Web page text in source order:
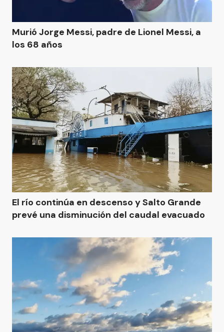
Murió Jorge Messi, padre de Lionel Messi, a
los 68 años
El río continúa en descenso y Salto Grande
prevé una disminución del caudal evacuado